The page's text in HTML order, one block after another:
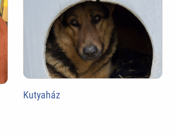
Kutyaház